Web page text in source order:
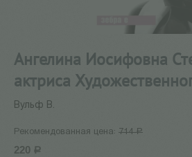
Ангелина Иосифовна
актриса
Вульф В.
Рекомендованная цена: 714 Р
220 Р